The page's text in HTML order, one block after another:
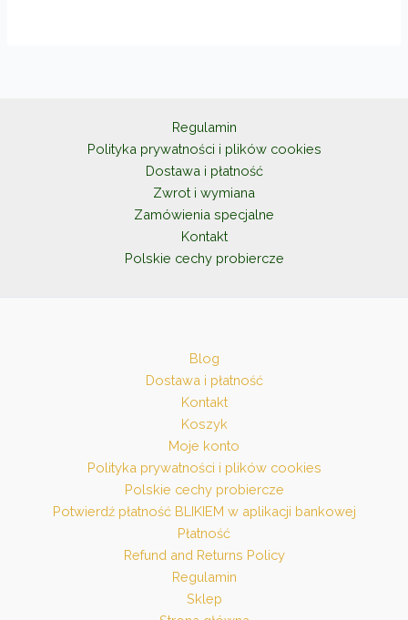
Regulamin
Polityka prywatności i plików cookies
Dostawa i płatność
Zwrot i wymiana
Zamówienia specjalne
Kontakt
Polskie cechy probiercze
Blog
Dostawa i płatność
Kontakt
Koszyk
Moje konto
Polityka prywatności i plików cookies
Polskie cechy probiercze
Potwierdź płatność BLIKIEM w aplikacji bankowej
Płatność
Refund and Returns Policy
Regulamin
Sklep